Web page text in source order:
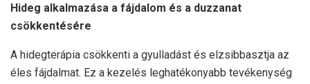
Hideg alkalmazása a fájdalom és a duzzanat
csökkentésére
A hidegterápia csökkenti a gyulladást és elzsibbasztja az
éles fájdalmat. Ez a kezelés leghatékonyabb tevékenység